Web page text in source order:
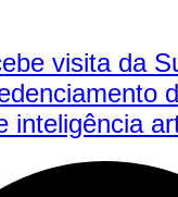
visita da
inteligência